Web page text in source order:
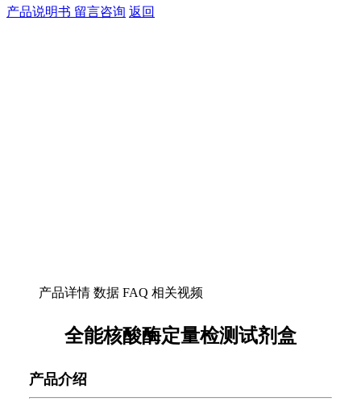
产品说明书 留言咨询 返回
产品详情 数据 FAQ 相关视频
全能核酸酶定量检测试剂盒
产品介绍